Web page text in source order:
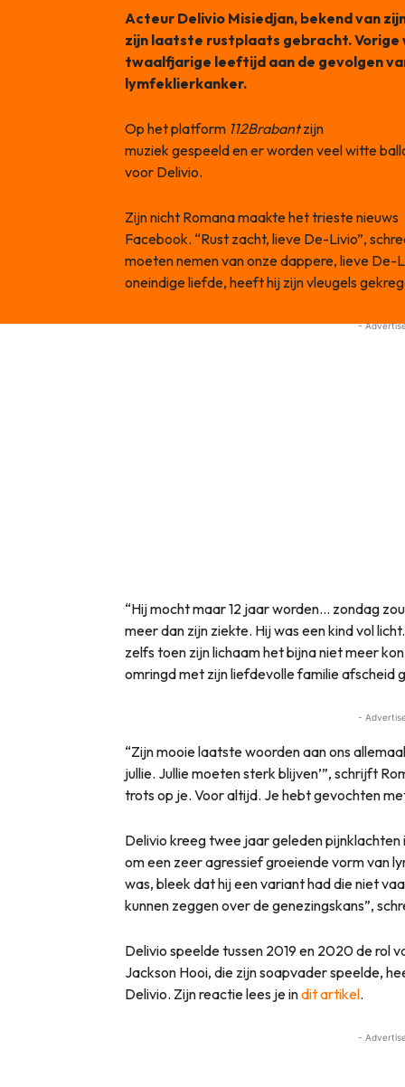
Acteur Delivio Misiedjan, bekend van
zijn laatste rustplaats gebracht. Vorige
twaalfjarige leeftijd aan de gevolgen
lymfeklierkanker.
Op het platform 112Brabantzijn
muziek gespeeld en er worden veel witte
voor Delivio.
Zijn nicht Romana maakte het trieste nieuws
Facebook. “Rust zacht, lieve De-Livio”,
moeten nemen van onze dappere, lieve De-
oneindige liefde, heeft hij zijn vleugels
-
“Hij mocht maar 12 jaar worden… zondag
meer dan zijn ziekte. Hij was een kind vol
zelfs toen zijn lichaam het bijna niet meer
omringd met zijn liefdevolle familie afscheid
-
“Zijn mooie laatste woorden aan ons
jullie. Jullie moeten sterk blijven’”, schrijft
trots op je. Voor altijd. Je hebt gevochten
Delivio kreeg twee jaar geleden
om een zeer agressief groeiende vorm van
was, bleek dat hij een variant had die niet
kunnen zeggen over de genezingskans”,
Delivio speelde tussen 2019 en 2020 de rol
Jackson Hooi, die zijn soapvader speelde,
Delivio. Zijn reactie lees je indit artikel.
-